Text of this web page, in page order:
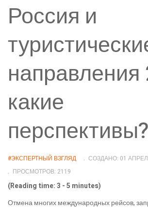
Россия и
направления
какие
перспективы?
#ЭКСПЕРТНЫЙ ВЗГЛЯД
СОЗДАНО: 01
ПРОСМОТРОВ: 2119
(Reading time: 3 - 5 minutes)
Отмена многих международных рейсов,